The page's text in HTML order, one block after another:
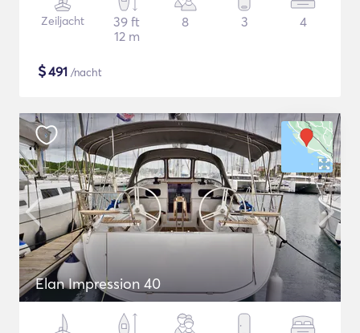
Zeiljacht
39 ft
12 m
8 3 4
$491 /nacht
Elan Impression 40